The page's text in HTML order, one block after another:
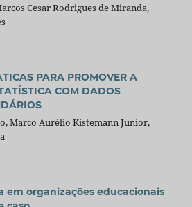
Cesar Rodrigues de Miranda,
PARA PROMOVER A
COM DADOS
Marco Aurélio Kistemann Junior,
em organizações educacionais